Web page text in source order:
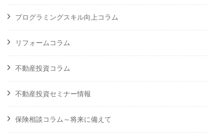
プログラミングスキル向上コラム
リフォームコラム
不動産投資コラム
不動産投資セミナー情報
保険相談コラム～将来に備えて